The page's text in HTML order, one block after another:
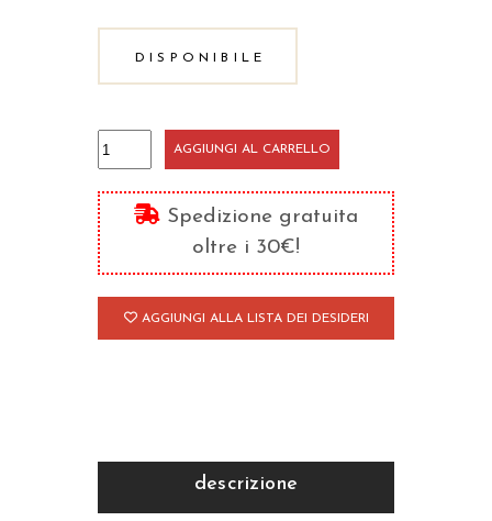
DISPONIBILE
Jacopa
dei
Settesoli
quantità
AGGIUNGI AL CARRELLO
Spedizione gratuita
oltre i 30€!
AGGIUNGI ALLA LISTA DEI DESIDERI
descrizione